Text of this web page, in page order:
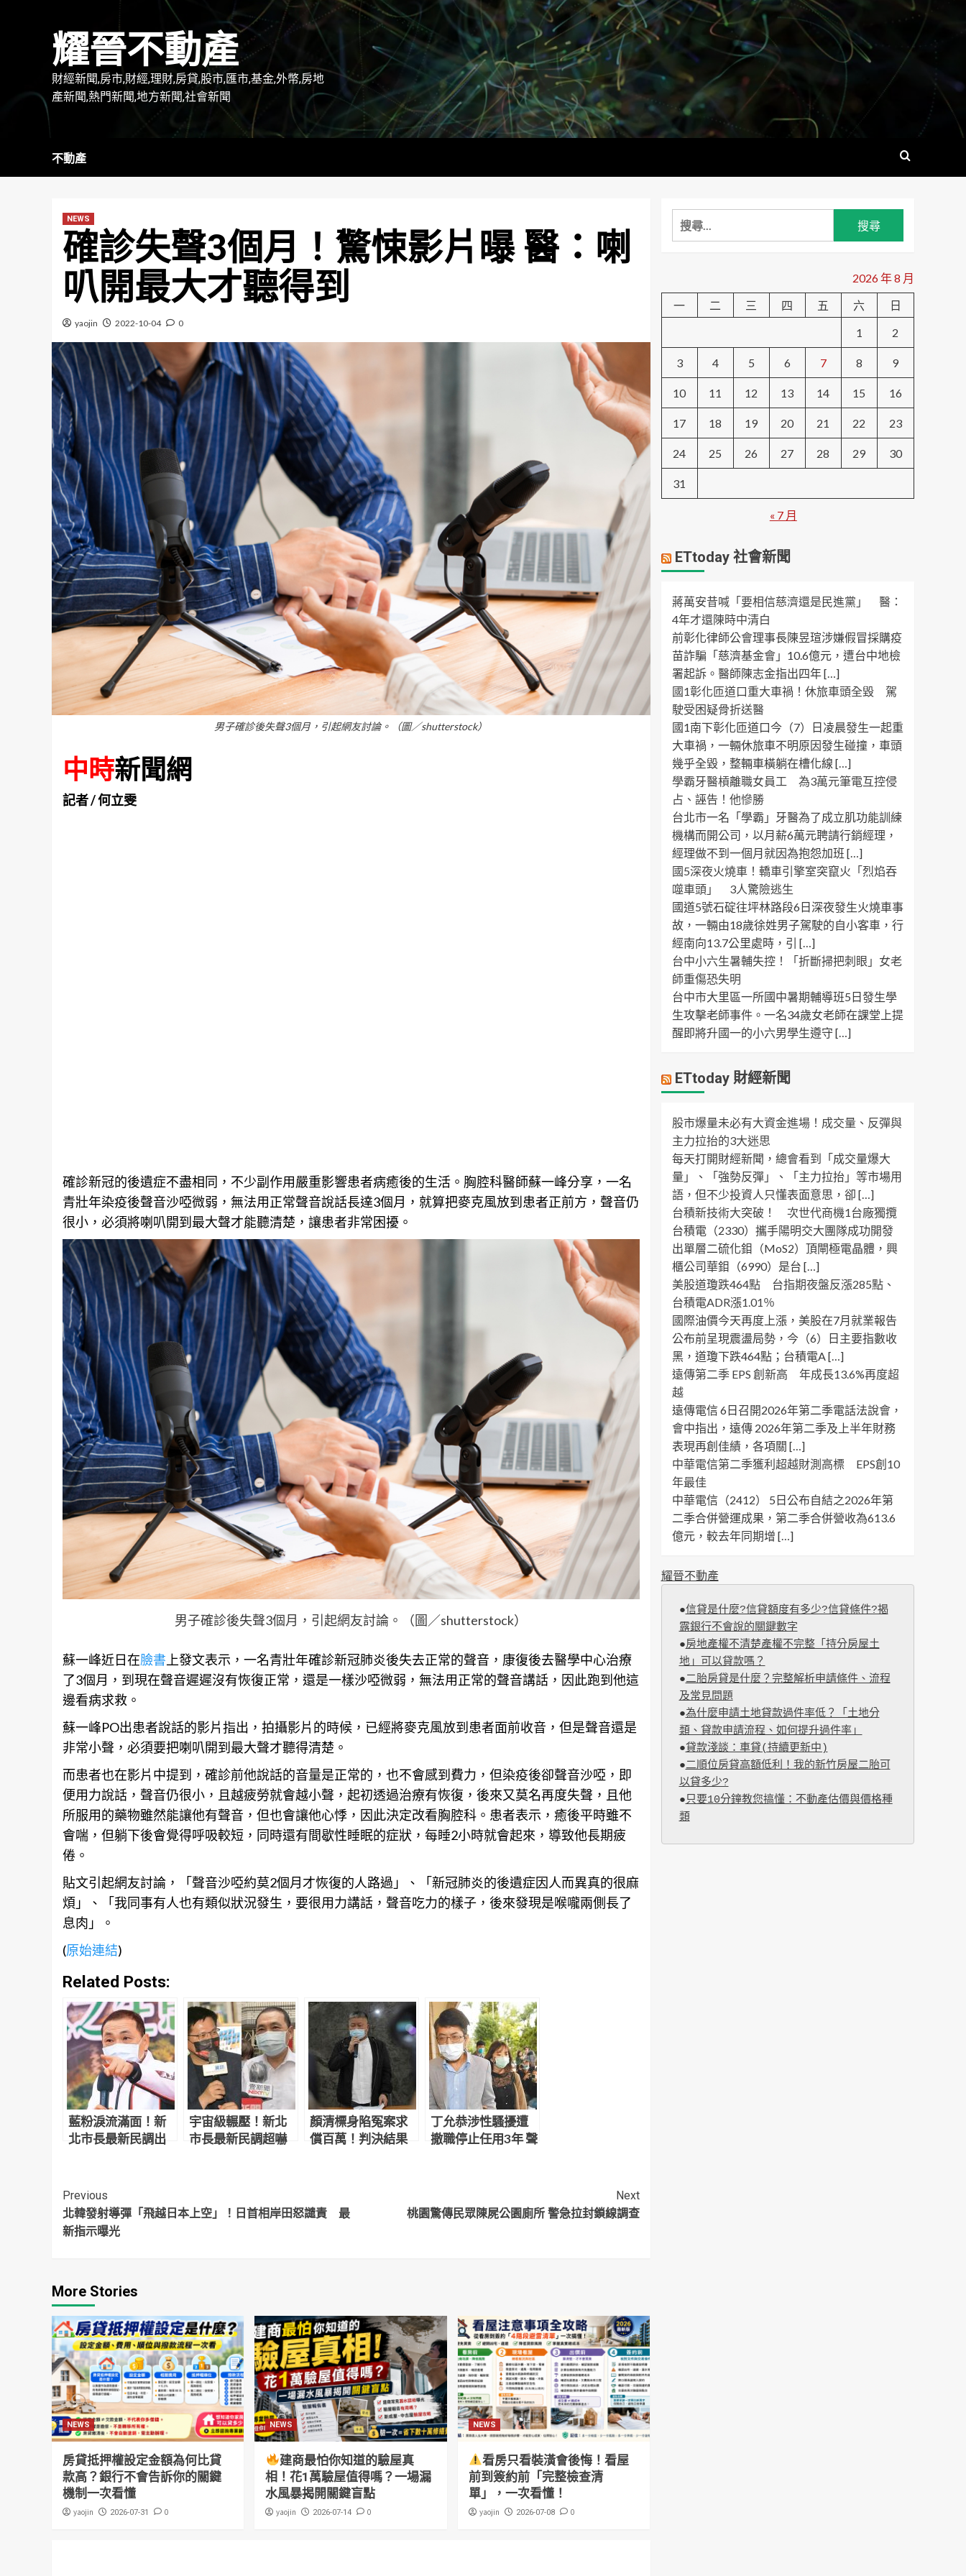
耀晉不動產
財經新聞,房市,財經,理財,房貸,股市,匯市,基金,外幣,房地
產新聞,熱門新聞,地方新聞,社會新聞
不動產
NEWS
確診失聲3個月！驚悚影片曝 醫：喇
叭開最大才聽得到
yaojin 2022-10-04 0
男子確診後失聲3個月，引起網友討論。（圖／shutterstock）
中時新聞網
記者 / 何立雯
確診新冠的後遺症不盡相同，不少副作用嚴重影響患者病癒後的生活。胸腔科醫師蘇一峰分享，一名
青壯年染疫後聲音沙啞微弱，無法用正常聲音說話長達3個月，就算把麥克風放到患者正前方，聲音仍
很小，必須將喇叭開到最大聲才能聽清楚，讓患者非常困擾。
男子確診後失聲3個月，引起網友討論。（圖／shutterstock）
蘇一峰近日在臉書 上發文表示，一名青壯年確診新冠肺炎後失去正常的聲音，康復後去醫學中心治療
了3個月，到現在聲音遲遲沒有恢復正常，還是一樣沙啞微弱，無法用正常的聲音講話，因此跑到他這
邊看病求救。
蘇一峰PO出患者說話的影片指出，拍攝影片的時候，已經將麥克風放到患者面前收音，但是聲音還是
非常小聲，必須要把喇叭開到最大聲才聽得清楚。
而患者也在影片中提到，確診前他說話的音量是正常的，也不會感到費力，但染疫後卻聲音沙啞，即
便用力說話，聲音仍很小，且越疲勞就會越小聲，起初透過治療有恢復，後來又莫名再度失聲，且他
所服用的藥物雖然能讓他有聲音，但也會讓他心悸，因此決定改看胸腔科。患者表示，癒後平時雖不
會喘，但躺下後會覺得呼吸較短，同時還有間歇性睡眠的症狀，每睡2小時就會起來，導致他長期疲
倦。
貼文引起網友討論，「聲音沙啞約莫2個月才恢復的人路過」、「新冠肺炎的後遺症因人而異真的很麻
煩」、「我同事有人也有類似狀況發生，要很用力講話，聲音吃力的樣子，後來發現是喉嚨兩側長了
息肉」。
(原始連結)
Related Posts:
藍粉淚流滿面！新
北市長最新民調出
宇宙級輾壓！新北
市長最新民調超嚇
顏清標身陷冤案求
償百萬！判決結果
丁允恭涉性騷擾遭
撤職停止任用3年 聲
Continue
Reading
Previous
北韓發射導彈「飛越日本上空」！日首相岸田怒譴責 最
新指示曝光
Next
桃園驚傳民眾陳屍公園廁所 警急拉封鎖線調查
More Stories
NEWS
房貸抵押權設定金額為何比貸
款高？銀行不會告訴你的關鍵
機制一次看懂
yaojin 2026-07-31 0
NEWS
建商最怕你知道的驗屋真
相！花1萬驗屋值得嗎？一場漏
水風暴揭開關鍵盲點
yaojin 2026-07-14 0
NEWS
看房只看裝潢會後悔！看屋
前到簽約前「完整檢查清
單」，一次看懂！
yaojin 2026-07-08 0
搜
尋
字:
2026 年 8 月
一
二 三 四 五 六
日
1
2
3 4 5 6 7 8 9
10 11 12 13 14 15 16
17 18 19 20 21 22 23
24 25 26 27 28 29 30
31
« 7 月
ETtoday 社會新聞
蔣萬安昔喊「要相信慈濟還是民進黨」 醫：
4年才還陳時中清白
前彰化律師公會理事長陳昱瑄涉嫌假冒採購疫
苗詐騙「慈濟基金會」10.6億元，遭台中地檢
署起訴。醫師陳志金指出四年 […]
國1彰化匝道口重大車禍！休旅車頭全毀 駕
駛受困疑骨折送醫
國1南下彰化匝道口今（7）日凌晨發生一起重
大車禍，一輛休旅車不明原因發生碰撞，車頭
幾乎全毀，整輛車橫躺在槽化線 […]
學霸牙醫槓離職女員工 為3萬元筆電互控侵
占、誣告！他慘勝
台北市一名「學霸」牙醫為了成立肌功能訓練
機構而開公司，以月薪6萬元聘請行銷經理，
經理做不到一個月就因為抱怨加班 […]
國5深夜火燒車！轎車引擎室突竄火「烈焰吞
噬車頭」 3人驚險逃生
國道5號石碇往坪林路段6日深夜發生火燒車事
故，一輛由18歲徐姓男子駕駛的自小客車，行
經南向13.7公里處時，引 […]
台中小六生暑輔失控！「折斷掃把刺眼」女老
師重傷恐失明
台中市大里區一所國中暑期輔導班5日發生學
生攻擊老師事件。一名34歲女老師在課堂上提
醒即將升國一的小六男學生遵守 […]
ETtoday 財經新聞
股市爆量未必有大資金進場！成交量、反彈與
主力拉抬的3大迷思
每天打開財經新聞，總會看到「成交量爆大
量」、「強勢反彈」、「主力拉抬」等市場用
語，但不少投資人只懂表面意思，卻 […]
台積新技術大突破！ 次世代商機1台廠獨攬
台積電（2330）攜手陽明交大團隊成功開發
出單層二硫化鉬（MoS2）頂閘極電晶體，興
櫃公司華鉬（6990）是台 […]
美股道瓊跌464點 台指期夜盤反漲285點、
台積電ADR漲1.01％
國際油價今天再度上漲，美股在7月就業報告
公布前呈現震盪局勢，今（6）日主要指數收
黑，道瓊下跌464點；台積電A […]
遠傳第二季 EPS 創新高 年成長13.6%再度超
越
遠傳電信 6日召開2026年第二季電話法說會，
會中指出，遠傳 2026年第二季及上半年財務
表現再創佳績，各項關 […]
中華電信第二季獲利超越財測高標 EPS創10
年最佳
中華電信（2412） 5日公布自結之2026年第
二季合併營運成果，第二季合併營收為613.6
億元，較去年同期增 […]
耀晉不動產
●信貸是什麼?信貸額度有多少?信貸條件?揭
露銀行不會說的關鍵數字
●房地產權不清楚產權不完整「持分房屋土
地」可以貸款嗎？
●二胎房貸是什麼？完整解析申請條件、流程
及常見問題
●為什麼申請土地貸款過件率低？「土地分
類、貸款申請流程、如何提升過件率」
●貸款淺談：車貸(持續更新中)
●二順位房貸高額低利！我的新竹房屋二胎可
以貸多少?
●只要10分鐘教您搞懂：不動產估價與價格種
類